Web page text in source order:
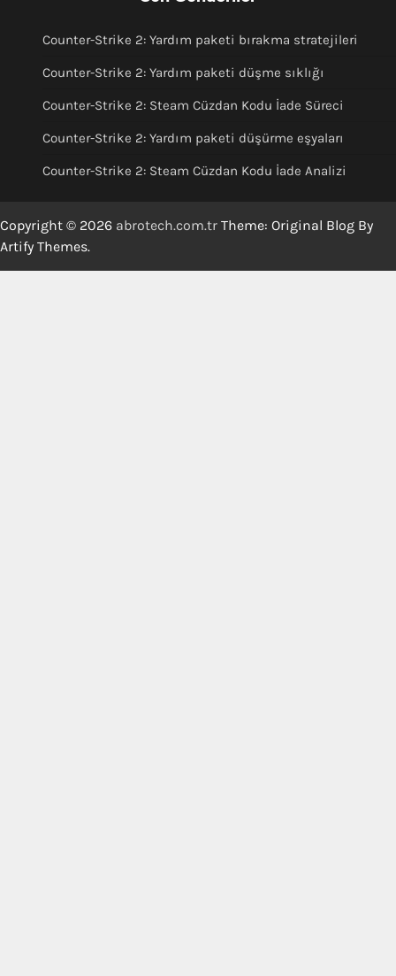
Counter-Strike 2: Yardım paketi bırakma stratejileri
Counter-Strike 2: Yardım paketi düşme sıklığı
Counter-Strike 2: Steam Cüzdan Kodu İade Süreci
Counter-Strike 2: Yardım paketi düşürme eşyaları
Counter-Strike 2: Steam Cüzdan Kodu İade Analizi
Copyright © 2026 abrotech.com.tr Theme: Original Blog By
Artify Themes.